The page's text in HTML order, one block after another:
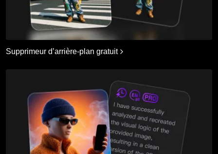
Supprimeur d’arrière-plan gratuit